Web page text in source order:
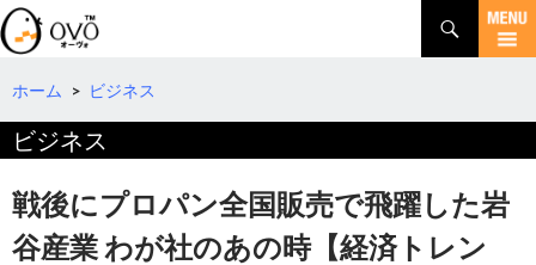
検
索
コ
テ
へ
移
動
ホーム > ビジネス
ビジネス
戦後にプロパン全国販売で飛躍した岩
谷産業 わが社のあの時【経済トレン